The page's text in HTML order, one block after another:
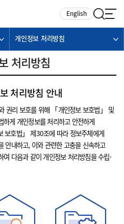
English
개인정보 처리방침
처리방침
처리방침 안내
권리 보호를 위해 「개인정보 보호법」 및
게 개인정보를 처리하고 안전하게
보호법」 제30조에 따라 정보주체에게
안내하고, 이와 관련한 고충을 신속하고
다음과 같이 개인정보 처리방침을 수립·